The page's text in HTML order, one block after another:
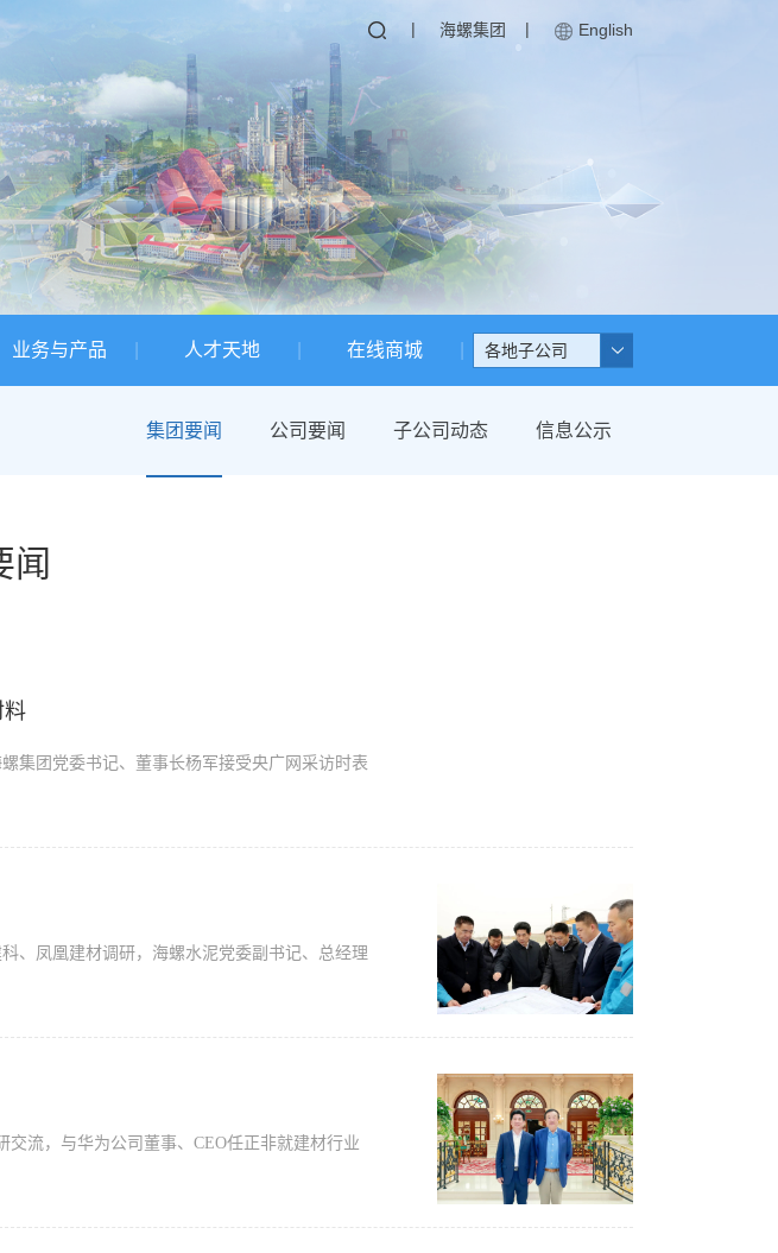
| 海螺集团 | English
业务与产品 人才天地 在线商城 各地子公司
集团要闻 公司要闻 子公司动态 信息公示
闻
料
集团党委书记、董事长杨军接受央广网采访时表
、凤凰建材调研，海螺水泥党委副书记、总经理
流，与华为公司董事、CEO任正非就建材行业